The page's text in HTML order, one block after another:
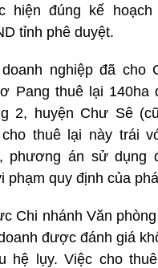
hiện đúng kế
tỉnh phê duyệt.
nghiệp đã cho
Pang thuê lại 140ha
2, huyện Chư Sê
thuê lại này trái
phương án sử dụng
phạm quy định của
Chi nhánh Văn
được đánh giá
hệ lụy. Việc cho